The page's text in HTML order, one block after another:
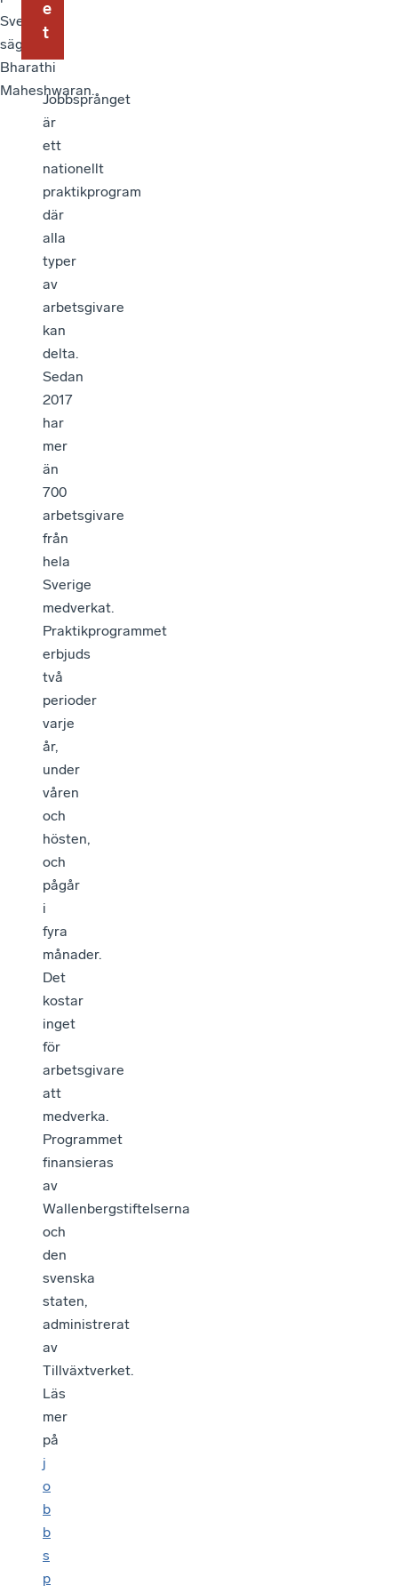
Sverige,
säger
Bharathi
Maheshwaran.
e
t
Jobbsprånget
är
ett
nationellt
praktikprogram
där
alla
typer
av
arbetsgivare
kan
delta.
Sedan
2017
har
mer
än
700
arbetsgivare
från
hela
Sverige
medverkat.
Praktikprogrammet
erbjuds
två
perioder
varje
år,
under
våren
och
hösten,
och
pågår
i
fyra
månader.
Det
kostar
inget
för
arbetsgivare
att
medverka.
Programmet
finansieras
av
Wallenbergstiftelserna
och
den
svenska
staten,
administrerat
av
Tillväxtverket.
Läs
mer
på
j
o
b
b
s
p